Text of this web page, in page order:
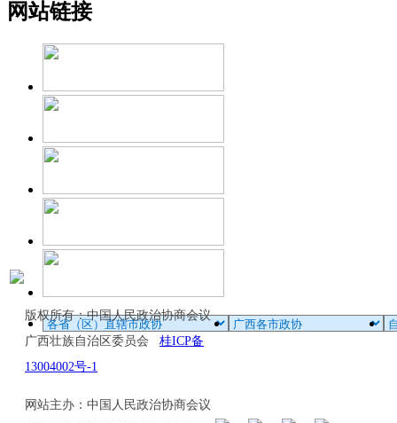
网站链接
版权所有：中国人民政治协商会议
广西壮族自治区委员会 桂ICP备
13004002号-1
网站主办：中国人民政治协商会议